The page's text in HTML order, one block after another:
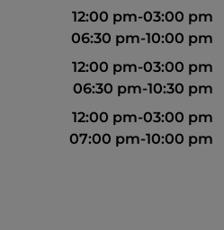
12:00 pm-03:00 pm
06:30 pm-10:00 pm
12:00 pm-03:00 pm
06:30 pm-10:30 pm
12:00 pm-03:00 pm
07:00 pm-10:00 pm